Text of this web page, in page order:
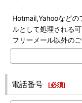
Hotmail,Yahooなどの
ルとして処理される
フリーメール以外の
電話番号 [必須]